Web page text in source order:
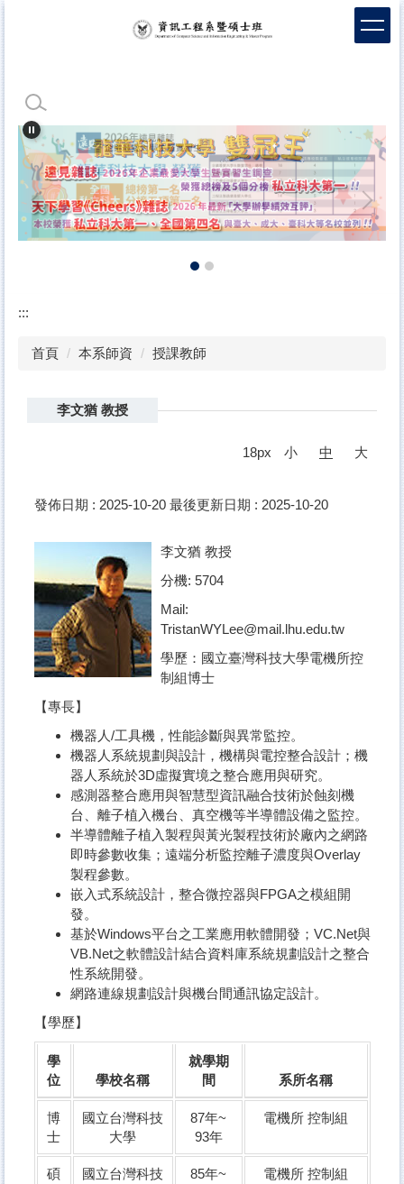
區
:::
首頁 本系師資 授課教師
李文猶 教授
18px 小 中 大
發佈日期 : 2025-10-20 最後更新日期 : 2025-10-20
李文猶 教授
分機: 5704
Mail:
TristanWYLee@mail.lhu.edu.tw
學歷：國立臺灣科技大學電機所控
制組博士
【專長】
機器人/工具機，性能診斷與異常監控。
機器人系統規劃與設計，機構與電控整合設計；機
器人系統於3D虛擬實境之整合應用與研究。
感測器整合應用與智慧型資訊融合技術於蝕刻機
台、離子植入機台、真空機等半導體設備之監控。
半導體離子植入製程與黃光製程技術於廠內之網路
即時參數收集；遠端分析監控離子濃度與Overlay
製程參數。
嵌入式系統設計，整合微控器與FPGA之模組開
發。
基於Windows平台之工業應用軟體開發；VC.Net與
VB.Net之軟體設計結合資料庫系統規劃設計之整合
性系統開發。
網路連線規劃設計與機台間通訊協定設計。
【學歷】
學
位
學校名稱
就學期
間
系所名稱
博
士
國立台灣科技
大學
87年~
93年
電機所 控制組
碩
國立台灣科技
85年~
電機所 控制組